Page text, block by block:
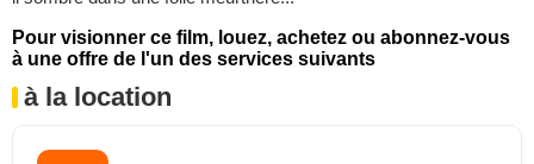
Pour visionner ce film, louez, achetez ou abonnez-vous
à une offre de l'un des services suivants
à la location